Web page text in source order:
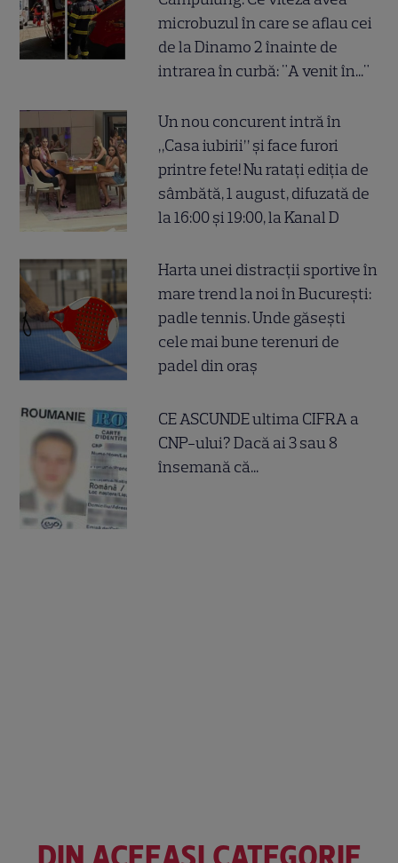
microbuzul în care se aflau cei
de la Dinamo 2 înainte de
intrarea în curbă: "A venit în..."
Un nou concurent intră în
„Casa iubirii” și face furori
printre fete! Nu ratați ediția de
sâmbătă, 1 august, difuzată de
la 16:00 și 19:00, la Kanal D
Harta unei distracții sportive în
mare trend la noi în București:
padle tennis. Unde găsești
cele mai bune terenuri de
padel din oraș
CE ASCUNDE ultima CIFRA a
CNP-ului? Dacă ai 3 sau 8
însemană că...